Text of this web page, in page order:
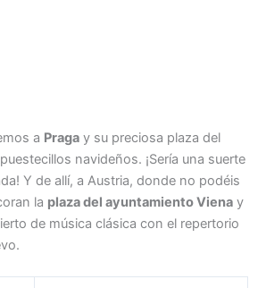
a Praga y su preciosa plaza del
navideños. ¡Sería una suerte
Y de allí, a Austria, donde no podéis
la plaza del ayuntamiento Viena y
de música clásica con el repertorio